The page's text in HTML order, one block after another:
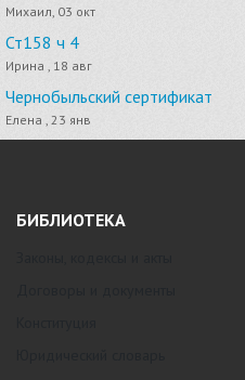
Михаил, 03 окт
Ст158 ч 4
Ирина , 18 авг
Чернобыльский сертификат
Елена , 23 янв
БИБЛИОТЕКА